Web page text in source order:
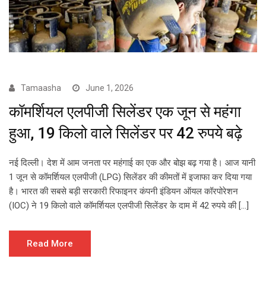
Tamaasha June 1, 2026
कॉमर्शियल एलपीजी सिलेंडर एक जून से महंगा
हुआ, 19 किलो वाले सिलेंडर पर 42 रुपये बढ़े
नई दिल्ली। देश में आम जनता पर महंगाई का एक और बोझ बढ़ गया है। आज यानी
1 जून से कॉमर्शियल एलपीजी (LPG) सिलेंडर की कीमतों में इजाफा कर दिया गया
है। भारत की सबसे बड़ी सरकारी रिफाइनर कंपनी इंडियन ऑयल कॉरपोरेशन
(IOC) ने 19 किलो वाले कॉमर्शियल एलपीजी सिलेंडर के दाम में 42 रुपये की […]
Read More